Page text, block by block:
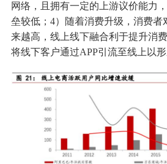
网络，且拥有一定的上游议价能力
垒较低；4）随着消费升级，消费者
来越高，线上线下融合利于提升消
将线下客户通过APP引流至线上以形